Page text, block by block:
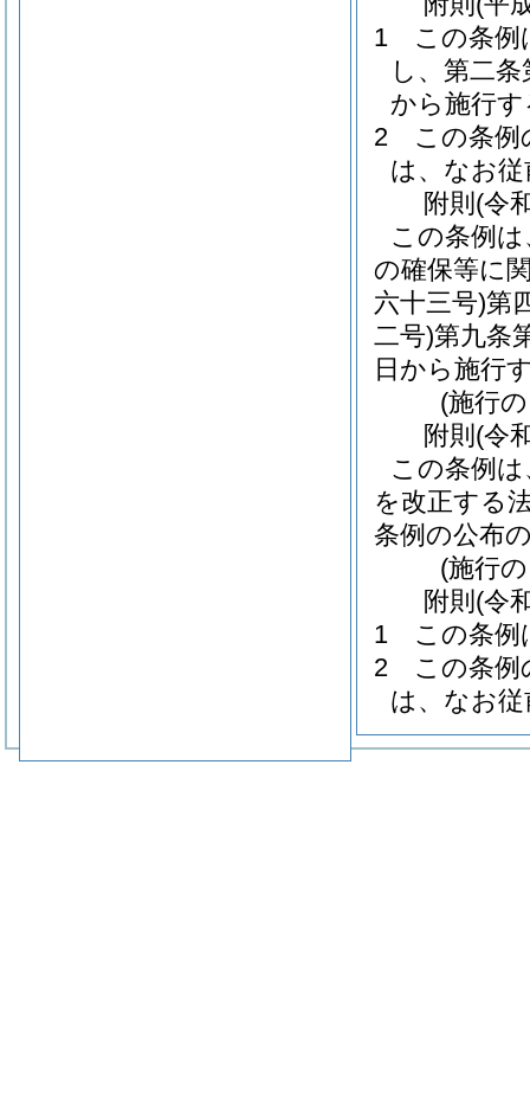
1
この条例
し、第二
から施行
2
この条
は、なお
附則 (令
この条例
の確保等に
六十三号)第
二号)第九条
日から施行
(施行
附則 (令
この条例
を改正する
条例の公布
(施行
附則 (令
1
この条例
2
この条
は、なお